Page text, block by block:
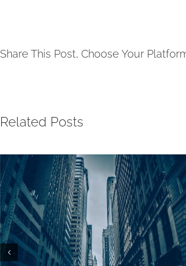
Share This Post, Choose Your
Related Posts